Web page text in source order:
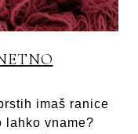
imaš ranice
lahko vname?